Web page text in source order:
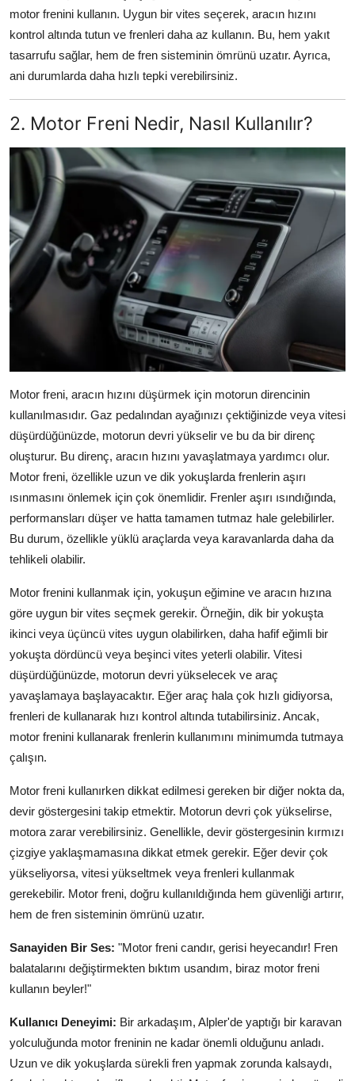
motor frenini kullanın. Uygun bir vites seçerek, aracın hızını
kontrol altında tutun ve frenleri daha az kullanın. Bu, hem yakıt
tasarrufu sağlar, hem de fren sisteminin ömrünü uzatır. Ayrıca,
ani durumlarda daha hızlı tepki verebilirsiniz.
2. Motor Freni Nedir, Nasıl Kullanılır?
Motor freni, aracın hızını düşürmek için motorun direncinin
kullanılmasıdır. Gaz pedalından ayağınızı çektiğinizde veya vitesi
düşürdüğünüzde, motorun devri yükselir ve bu da bir direnç
oluşturur. Bu direnç, aracın hızını yavaşlatmaya yardımcı olur.
Motor freni, özellikle uzun ve dik yokuşlarda frenlerin aşırı
ısınmasını önlemek için çok önemlidir. Frenler aşırı ısındığında,
performansları düşer ve hatta tamamen tutmaz hale gelebilirler.
Bu durum, özellikle yüklü araçlarda veya karavanlarda daha da
tehlikeli olabilir.
Motor frenini kullanmak için, yokuşun eğimine ve aracın hızına
göre uygun bir vites seçmek gerekir. Örneğin, dik bir yokuşta
ikinci veya üçüncü vites uygun olabilirken, daha hafif eğimli bir
yokuşta dördüncü veya beşinci vites yeterli olabilir. Vitesi
düşürdüğünüzde, motorun devri yükselecek ve araç
yavaşlamaya başlayacaktır. Eğer araç hala çok hızlı gidiyorsa,
frenleri de kullanarak hızı kontrol altında tutabilirsiniz. Ancak,
motor frenini kullanarak frenlerin kullanımını minimumda tutmaya
çalışın.
Motor freni kullanırken dikkat edilmesi gereken bir diğer nokta da,
devir göstergesini takip etmektir. Motorun devri çok yükselirse,
motora zarar verebilirsiniz. Genellikle, devir göstergesinin kırmızı
çizgiye yaklaşmamasına dikkat etmek gerekir. Eğer devir çok
yükseliyorsa, vitesi yükseltmek veya frenleri kullanmak
gerekebilir. Motor freni, doğru kullanıldığında hem güvenliği artırır,
hem de fren sisteminin ömrünü uzatır.
Sanayiden Bir Ses: "Motor freni candır, gerisi heyecandır! Fren
balatalarını değiştirmekten bıktım usandım, biraz motor freni
kullanın beyler!"
Kullanıcı Deneyimi: Bir arkadaşım, Alpler'de yaptığı bir karavan
yolculuğunda motor freninin ne kadar önemli olduğunu anladı.
Uzun ve dik yokuşlarda sürekli fren yapmak zorunda kalsaydı,